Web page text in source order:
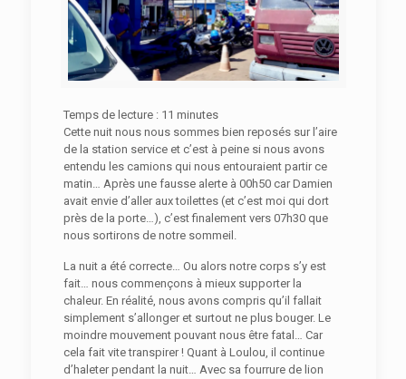
Temps de lecture : 11 minutes
Cette nuit nous nous sommes bien reposés sur l’aire
de la station service et c’est à peine si nous avons
entendu les camions qui nous entouraient partir ce
matin… Après une fausse alerte à 00h50 car Damien
avait envie d’aller aux toilettes (et c’est moi qui dort
près de la porte…), c’est finalement vers 07h30 que
nous sortirons de notre sommeil.
La nuit a été correcte… Ou alors notre corps s’y est
fait… nous commençons à mieux supporter la
chaleur. En réalité, nous avons compris qu’il fallait
simplement s’allonger et surtout ne plus bouger. Le
moindre mouvement pouvant nous être fatal… Car
cela fait vite transpirer ! Quant à Loulou, il continue
d’haleter pendant la nuit… Avec sa fourrure de lion